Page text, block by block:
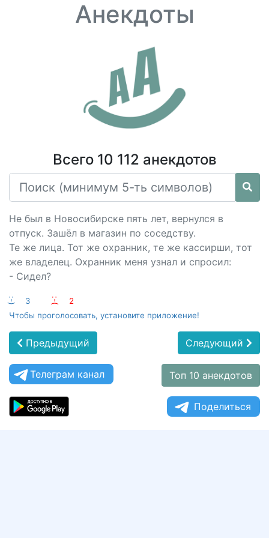
Анекдоты
Всего 10 112 анекдотов
Не был в Новосибирске пять лет, вернулся в
отпуск. Зашёл в магазин по соседству.
Те же лица. Тот же охранник, те же кассирши, тот
же владелец. Охранник меня узнал и спросил:
- Сидел?
:-) 3 :-(
2
Чтобы проголосовать, установите приложение!
Предыдущий Следующий
Телеграм канал Топ 10 анекдотов
Поделиться